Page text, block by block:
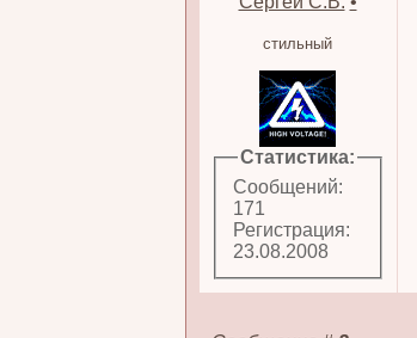
стильный
Статистика:
Сообщений:
171
Регистрация:
23.08.2008